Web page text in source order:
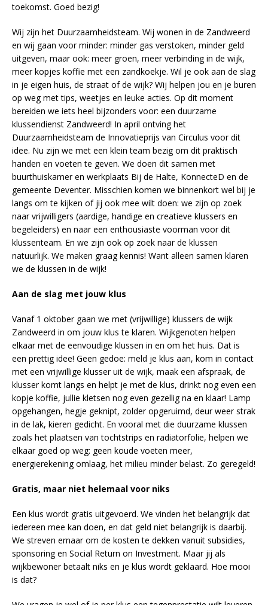
toekomst. Goed bezig!
Wij zijn het Duurzaamheidsteam. Wij wonen in de Zandweerd
en wij gaan voor minder: minder gas verstoken, minder geld
uitgeven, maar ook: meer groen, meer verbinding in de wijk,
meer kopjes koffie met een zandkoekje. Wil je ook aan de slag
in je eigen huis, de straat of de wijk? Wij helpen jou en je buren
op weg met tips, weetjes en leuke acties. Op dit moment
bereiden we iets heel bijzonders voor: een duurzame
klussendienst Zandweerd! In april ontving het
Duurzaamheidsteam de Innovatieprijs van Circulus voor dit
idee. Nu zijn we met een klein team bezig om dit praktisch
handen en voeten te geven. We doen dit samen met
buurthuiskamer en werkplaats Bij de Halte, KonnecteD en de
gemeente Deventer. Misschien komen we binnenkort wel bij je
langs om te kijken of jij ook mee wilt doen: we zijn op zoek
naar vrijwilligers (aardige, handige en creatieve klussers en
begeleiders) en naar een enthousiaste voorman voor dit
klussenteam. En we zijn ook op zoek naar de klussen
natuurlijk. We maken graag kennis! Want alleen samen klaren
we de klussen in de wijk!
Aan de slag met jouw klus
Vanaf 1 oktober gaan we met (vrijwillige) klussers de wijk
Zandweerd in om jouw klus te klaren. Wijkgenoten helpen
elkaar met de eenvoudige klussen in en om het huis. Dat is
een prettig idee! Geen gedoe: meld je klus aan, kom in contact
met een vrijwillige klusser uit de wijk, maak een afspraak, de
klusser komt langs en helpt je met de klus, drinkt nog even een
kopje koffie, jullie kletsen nog even gezellig na en klaar! Lamp
opgehangen, hegje geknipt, zolder opgeruimd, deur weer strak
in de lak, kieren gedicht. En vooral met die duurzame klussen
zoals het plaatsen van tochtstrips en radiatorfolie, helpen we
elkaar goed op weg: geen koude voeten meer,
energierekening omlaag, het milieu minder belast. Zo geregeld!
Gratis, maar niet helemaal voor niks
Een klus wordt gratis uitgevoerd. We vinden het belangrijk dat
iedereen mee kan doen, en dat geld niet belangrijk is daarbij.
We streven ernaar om de kosten te dekken vanuit subsidies,
sponsoring en Social Return on Investment. Maar jij als
wijkbewoner betaalt niks en je klus wordt geklaard. Hoe mooi
is dat?